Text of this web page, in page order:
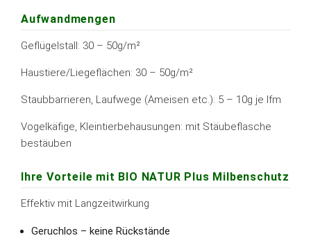
Aufwandmengen
Geflügelstall: 30 – 50g/m²
Haustiere/Liegeflächen: 30 – 50g/m²
Staubbarrieren, Laufwege (Ameisen etc.): 5 – 10g je lfm
Vogelkäfige, Kleintierbehausungen: mit Stäubeflasche
bestäuben
Ihre Vorteile mit BIO NATUR Plus Milbenschutz
Effektiv mit Langzeitwirkung
Geruchlos – keine Rückstände